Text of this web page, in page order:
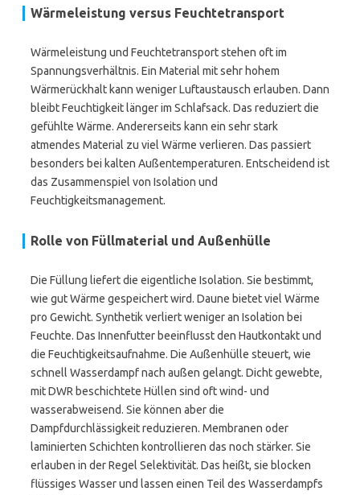
Wärmeleistung versus Feuchtetransport
Wärmeleistung und Feuchtetransport stehen oft im
Spannungsverhältnis. Ein Material mit sehr hohem
Wärmerückhalt kann weniger Luftaustausch erlauben. Dann
bleibt Feuchtigkeit länger im Schlafsack. Das reduziert die
gefühlte Wärme. Andererseits kann ein sehr stark
atmendes Material zu viel Wärme verlieren. Das passiert
besonders bei kalten Außentemperaturen. Entscheidend ist
das Zusammenspiel von Isolation und
Feuchtigkeitsmanagement.
Rolle von Füllmaterial und Außenhülle
Die Füllung liefert die eigentliche Isolation. Sie bestimmt,
wie gut Wärme gespeichert wird. Daune bietet viel Wärme
pro Gewicht. Synthetik verliert weniger an Isolation bei
Feuchte. Das Innenfutter beeinflusst den Hautkontakt und
die Feuchtigkeitsaufnahme. Die Außenhülle steuert, wie
schnell Wasserdampf nach außen gelangt. Dicht gewebte,
mit DWR beschichtete Hüllen sind oft wind- und
wasserabweisend. Sie können aber die
Dampfdurchlässigkeit reduzieren. Membranen oder
laminierten Schichten kontrollieren das noch stärker. Sie
erlauben in der Regel Selektivität. Das heißt, sie blocken
flüssiges Wasser und lassen einen Teil des Wasserdampfs